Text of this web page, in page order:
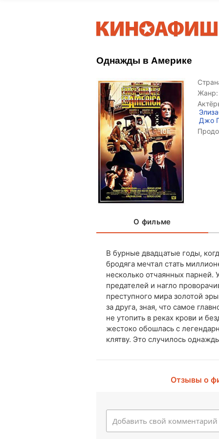
Однажды в Америке
Жанр:
Джо
О фильме
В бурные двадцатые годы,
бродяга мечтал стать
несколько отчаянных парней.
предателей и нагло
преступного мира золотой
за друга, зная, что самое
не утопить в реках крови и
жестоко обошлась с
клятву. Это случилось
Отзывы о